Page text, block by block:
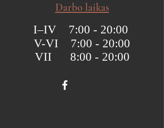
Darbo laikas
I–IV 7:00 - 20:00
V-VI 7:00 - 20:00
VII 8:00 - 20:00